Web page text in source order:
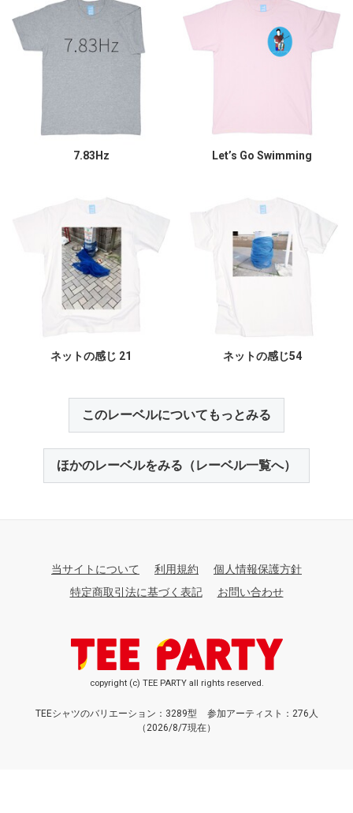
7.83Hz Let’s Go Swimming
ネットの感じ 21 ネットの感じ54
このレーベルについてもっとみる
ほかのレーベルをみる（レーベル一覧へ）
当サイトについて 利用規約
個人情報保護方針
特定商取引法に基づく表記
お問い合わせ
copyright (c) TEE PARTY all rights reserved.
TEEシャツのバリエーション：3289型
参加アーティスト：276人
（2026/8/7現在）